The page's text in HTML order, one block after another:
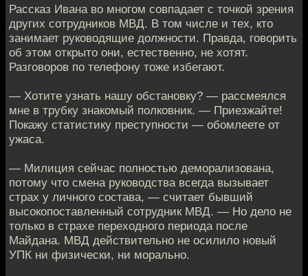
Рассказ Ивана во многом совпадает с точкой зрения
других сотрудников МВД. В том числе и тех, кто
занимает руководящие должности. Правда, говорить
об этом открыто они, естественно, не хотят.
Разговоров по телефону тоже избегают.
— Хотите узнать нашу обстановку? — рассмеялся
мне в трубку знакомый полковник. — Приезжайте!
Покажу статистику преступности — обомлеете от
ужаса.
— Милиция сейчас полностью деморализована,
потому что смена руководства всегда вызывает
страх у личного состава, — считает бывший
высокопоставленный сотрудник МВД. — Но дело не
только в страхе переходного периода после
Майдана. МВД действительно не осилило новый
УПК ни физически, ни морально.